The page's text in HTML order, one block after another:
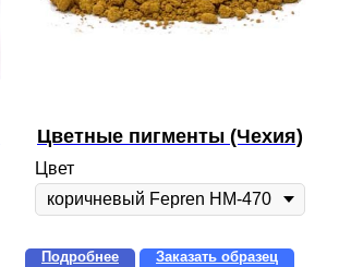
Цветные пигменты (Чехия)
Цвет
Подробнее Заказать образец